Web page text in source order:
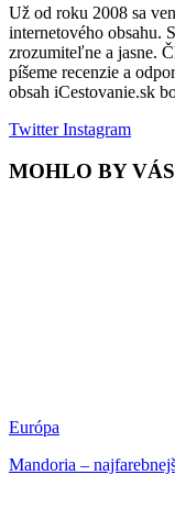
Už od roku 2008 sa
internetového obsahu.
zrozumiteľne a jasne.
píšeme recenzie a
obsah iCestovanie.sk
TwitterInstagram
MOHLO BY
Európa
Mandoria –